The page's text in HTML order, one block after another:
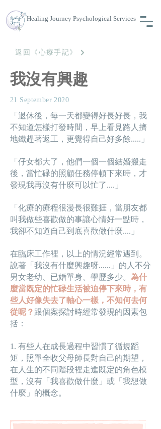
Healing Journey Psychological Services
返回《心療手記》
我沒有興趣
21 September 2020
「退休後，每一天都變得好長好長，我
不知道怎樣打發時間，早上看見路人擠
地鐵趕著返工，更覺得自己好多餘.....」
「仔女都大了，他們一個一個結婚搬走
後，當忙碌的照顧任務停頓下來時，才
發現我再沒有什麼可以忙了....」
「化療的療程很漫長很難捱，當朋友都
叫我做些喜歡做的事讓心情好一點時，
我卻不知道自己到底喜歡做什麼....」
在臨床工作裡，以上的情況經常遇到。
說著「我沒有什麼興趣呀......」的人不分
男女老幼、已婚單身、學歷多少。 為什
麼當既定的忙碌生活被迫停下來時，有
些人好像失去了軸心一樣，不知何去何
從呢？ 跟個案探討時經常發現的因素包
括：
1. 有些人在成長過程中習慣了循規蹈
矩，照單全收父母師長對自己的期望，
在人生的不同階段裡走進既定的角色模
型，沒有「我喜歡做什麼」或「我想做
什麼」的概念。